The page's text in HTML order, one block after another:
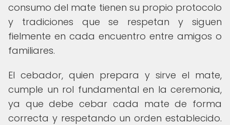
consumo del mate tienen su propio protocolo
y tradiciones que se respetan y siguen
fielmente en cada encuentro entre amigos o
familiares.
El cebador, quien prepara y sirve el mate,
cumple un rol fundamental en la ceremonia,
ya que debe cebar cada mate de forma
correcta y respetando un orden establecido.